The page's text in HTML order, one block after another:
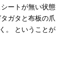
シートが無い状態
タガタと布板の爪
。
ということが